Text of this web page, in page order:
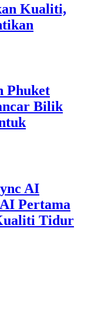
Kualiti,
Phuket
Bilik
AI
Pertama
Tidur